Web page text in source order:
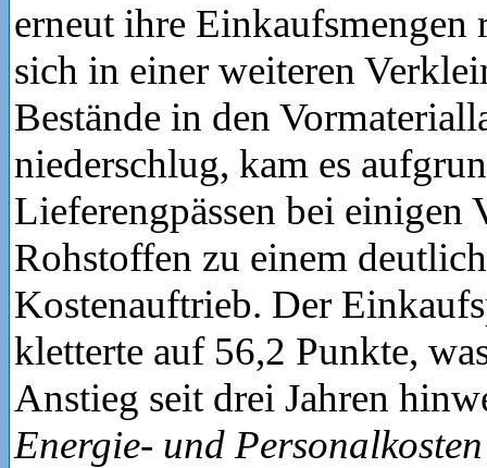
erneut ihre Einkaufsmengen
sich in einer weiteren
Bestände in den
niederschlug, kam es
Lieferengpässen bei einigen
Rohstoffen zu einem
Kostenauftrieb. Der
kletterte auf 56,2 Punkte,
Anstieg seit drei Jahren
Energie- und